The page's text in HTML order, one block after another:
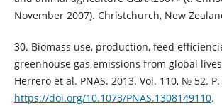
November 2007). Christchurch, New
30. Biomass use, production, feed
greenhouse gas emissions from global
Herrero et al. PNAS. 2013. Vol. 110, № 52. P.
https://doi.org/10.1073/PNAS.1308149110.